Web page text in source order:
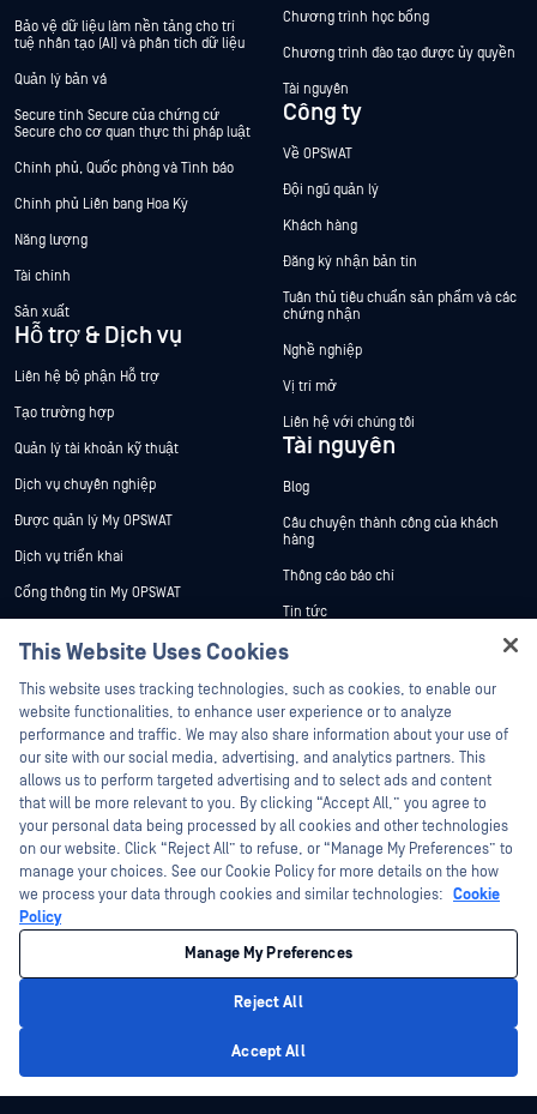
Bảo vệ dữ liệu làm nền tảng cho trí
tuệ nhân tạo (AI) và phân tích dữ liệu
Quản lý bản vá
Secure tính Secure của chứng cứ
Secure cho cơ quan thực thi pháp luật
Chính phủ, Quốc phòng và Tình báo
Chính phủ Liên bang Hoa Kỳ
Năng lượng
Tài chính
Sản xuất
Hỗ trợ & Dịch vụ
Liên hệ bộ phận Hỗ trợ
Tạo trường hợp
Quản lý tài khoản kỹ thuật
Dịch vụ chuyên nghiệp
Được quản lý My OPSWAT
Dịch vụ triển khai
Cổng thông tin My OPSWAT
Đào tạo
Chương trình Xử lý Lỗ hổng Bảo mật
Đối tác
Chứng nhận
Đối tác công nghệ
Chương trình đối tác kênh phân phối
Chương trình học bổng
Chương trình đào tạo được ủy quyền
Tài nguyên
Công ty
Về OPSWAT
Đội ngũ quản lý
Khách hàng
Đăng ký nhận bản tin
Tuân thủ tiêu chuẩn sản phẩm và các
chứng nhận
Nghề nghiệp
Vị trí mở
Liên hệ với chúng tôi
Tài nguyên
Blog
Câu chuyện thành công của khách
hàng
Thông cáo báo chí
Tin tức
Sự kiện
Hội thảo trên trực tuyến
Datasheets
White Papers
Công cụ miễn phí
©2026 OPSWAT Công ty TNHH. Mọi quyền được bảo lưu. OPSWAT , MetaDefender
Metascan, MetaAccess , cái OPSWAT Logo, Không tin tưởng bất kỳ tệp tin nào.
Không tin tưởng bất kỳ thiết bị nào. OPSWAT Academy Bảo vệ thế giới cơ sở hạ
tầng trọng yếu Deep CDR™ Technology, InQuest, Logo InQuest, DFI, RetroHunt, Deep
File Inspection và Join the Hunt là các nhãn hiệu thương mại của OPSWAT Các
nhãn hiệu của bên thứ ba là tài sản của chủ sở hữu tương ứng.
Quản lý tùy chọn Cookie
This Website Uses Cookies
This website uses tracking technologies, such as cookies, to enable our
website functionalities, to enhance user experience or to analyze
performance and traffic. We may also share information about your use of
our site with our social media, advertising, and analytics partners. This
allows us to perform targeted advertising and to select ads and content
that will be more relevant to you. By clicking “Accept All,” you agree to
your personal data being processed by all cookies and other technologies
on our website. Click “Reject All” to refuse, or “Manage My Preferences” to
manage your choices. See our Cookie Policy for more details on the how
we process your data through cookies and similar technologies: Cookie
Policy
Manage My Preferences
Reject All
Accept All
Hey there!
I'm Ozzy, your OPSWAT virtual assistant.
How can I help you secure what's critical
today?